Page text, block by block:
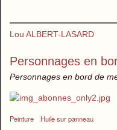
Lou ALBERT-LASARD
Personnages en
Personnages en bord de
Peinture Huile sur panneau